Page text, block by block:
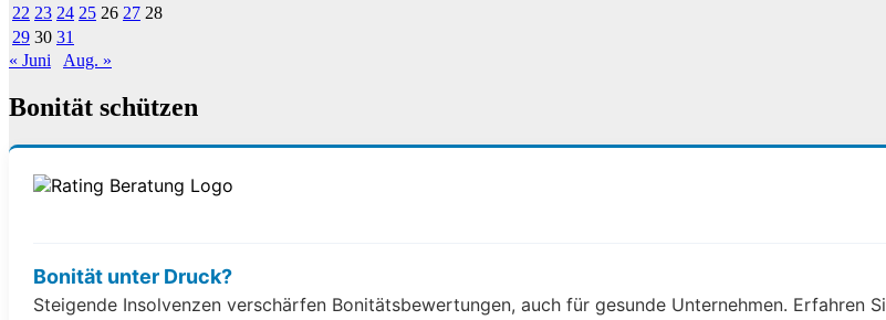
22 23 24 25 26 27 28
29 30 31
« Juni
Aug. »
Bonität schützen
Bonität unter Druck?
Steigende Insolvenzen verschärfen Bonitätsbewertungen, auch für gesunde Unternehmen. Erfahren